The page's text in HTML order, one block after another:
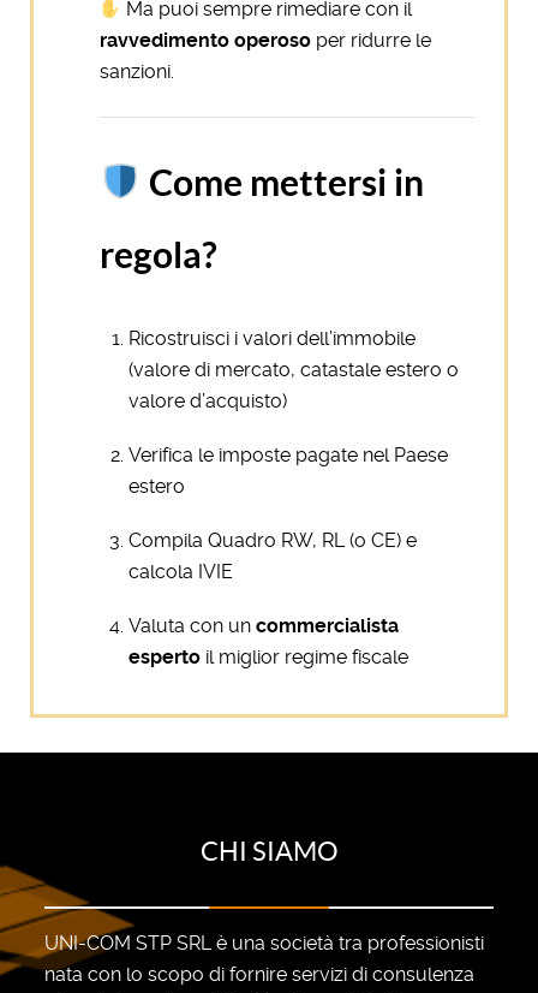
Ma puoi sempre rimediare con il
ravvedimento operoso per ridurre le
sanzioni.
Come mettersi in
regola?
Ricostruisci i valori dell’immobile
(valore di mercato, catastale estero o
valore d’acquisto)
Verifica le imposte pagate nel Paese
estero
Compila Quadro RW, RL (o CE) e
calcola IVIE
Valuta con un commercialista
esperto il miglior regime fiscale
CHI SIAMO
UNI-COM STP SRL è una società tra professionisti
nata con lo scopo di fornire servizi di consulenza